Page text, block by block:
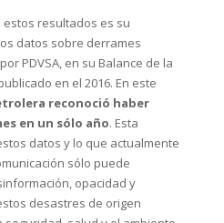
resultados es su
datos sobre derrames
PDVSA, en su Balance de la
en el 2016. En este
reconoció haber
en un sólo año. Esta
datos y lo que actualmente
sólo puede
opacidad y
desastres de origen